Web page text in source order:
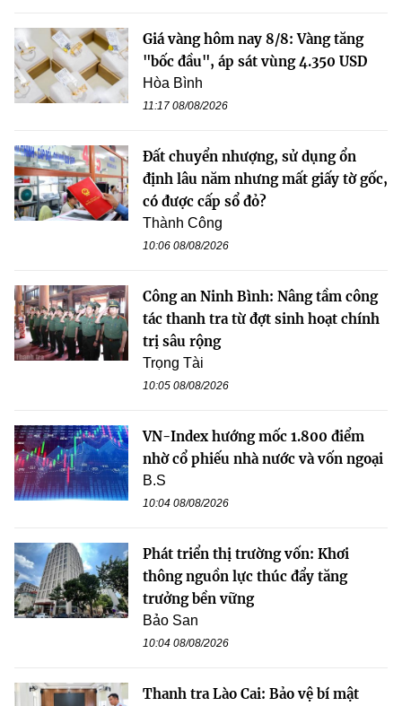
Giá vàng hôm nay 8/8: Vàng tăng
"bốc đầu", áp sát vùng 4.350 USD
Hòa Bình
11:17 08/08/2026
Đất chuyển nhượng, sử dụng ổn
định lâu năm nhưng mất giấy tờ gốc,
có được cấp sổ đỏ?
Thành Công
10:06 08/08/2026
Công an Ninh Bình: Nâng tầm công
tác thanh tra từ đợt sinh hoạt chính
trị sâu rộng
Trọng Tài
10:05 08/08/2026
VN-Index hướng mốc 1.800 điểm
nhờ cổ phiếu nhà nước và vốn ngoại
B.S
10:04 08/08/2026
Phát triển thị trường vốn: Khơi
thông nguồn lực thúc đẩy tăng
trưởng bền vững
Bảo San
10:04 08/08/2026
Thanh tra Lào Cai: Bảo vệ bí mật